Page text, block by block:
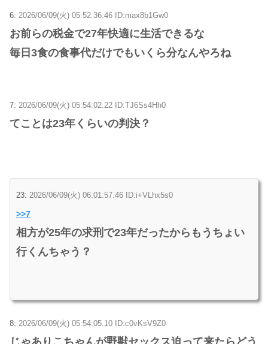
6: 2026/06/09(火) 05:52:36.46 ID:max8b1Gw0
お前らの税金で27年快適に生活できるな
毎日3食の食事代だけでもいくら分なんやろね
7: 2026/06/09(火) 05:54:02.22 ID:TJ6Ss4Hh0
てことは23年くらいの判決？
23: 2026/06/09(火) 06:01:57.46 ID:i+VLhx5s0
>>7
相方が25年の求刑で23年だったからもうちょい
行くんちゃう？
8: 2026/06/09(火) 05:54:05.10 ID:c0vKsV9Z0
じゃありこちゃんが野獣セックス迫って来たらどう